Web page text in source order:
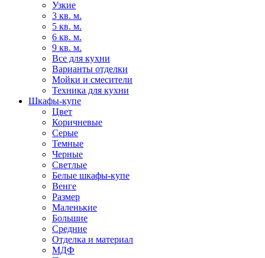
Узкие
3 кв. м.
5 кв. м.
6 кв. м.
9 кв. м.
Все для кухни
Варианты отделки
Мойки и смесители
Техника для кухни
Шкафы-купе
Цвет
Коричневые
Серые
Темные
Черные
Светлые
Белые шкафы-купе
Венге
Размер
Маленькие
Большие
Средние
Отделка и материал
МДФ